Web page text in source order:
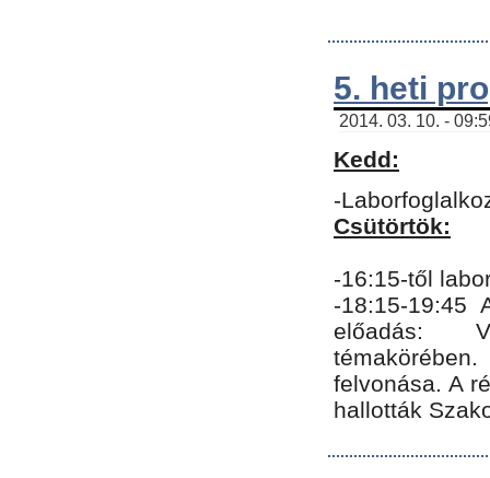
5. heti
2014. 03. 10. -
Kedd:
-
Csütörtök:
-16:15-től
-18:15-19:45
előadás:
felvonása. A
hallották